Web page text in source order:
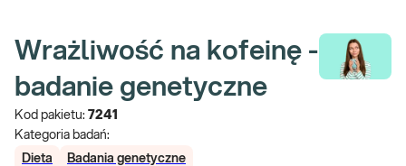
Wrażliwość na kofeinę -
badanie genetyczne
Kod pakietu: 7241
Kategoria badań:
Dieta
Badania genetyczne